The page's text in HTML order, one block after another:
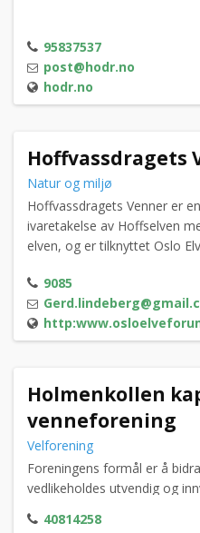
95837537
post@hodr.no
hodr.no
Hoffvassdragets
Natur og miljø
Hoffvassdragets Venner er
ivaretakelse av Hoffselven
elven, og er tilknyttet Oslo
9085
Holmenkollen
venneforening
Velforening
Foreningens formål er å
vedlikeholdes utvendig og
Venneforeningen arrangerer
40814258